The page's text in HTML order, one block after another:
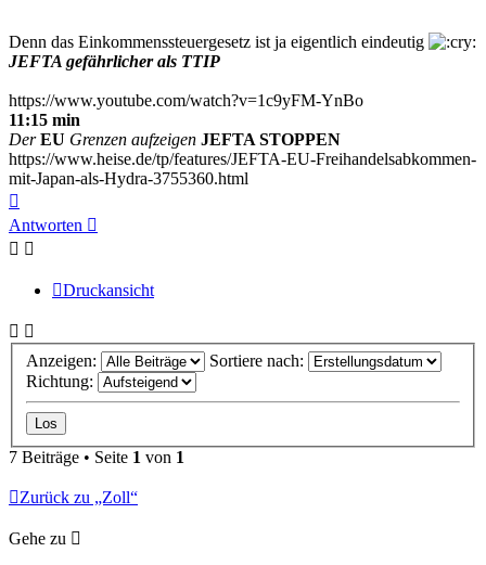
Denn das Einkommenssteuergesetz ist ja eigentlich eindeutig
JEFTA gefährlicher als TTIP
https://www.youtube.com/watch?v=1c9yFM-YnBo
11:15 min
Der EU Grenzen aufzeigen JEFTA STOPPEN
https://www.heise.de/tp/features/JEFTA-EU-Freihandelsabkommen-
mit-Japan-als-Hydra-3755360.html
oben
Antworten
Druckansicht
Anzeigen:
Sortiere nach:
Richtung:
7 Beiträge • Seite 1 von 1
Zurück zu „Zoll“
Gehe zu